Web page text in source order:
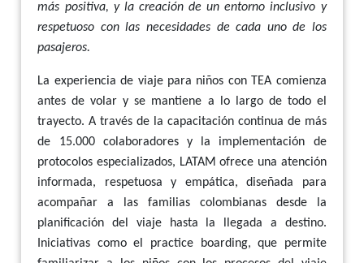
más positiva, y la creación de un entorno inclusivo y
respetuoso con las necesidades de cada uno de los
pasajeros.
La experiencia de viaje para niños con TEA comienza
antes de volar y se mantiene a lo largo de todo el
trayecto. A través de la capacitación continua de más
de 15.000 colaboradores y la implementación de
protocolos especializados, LATAM ofrece una atención
informada, respetuosa y empática, diseñada para
acompañar a las familias colombianas desde la
planificación del viaje hasta la llegada a destino.
Iniciativas como el practice boarding, que permite